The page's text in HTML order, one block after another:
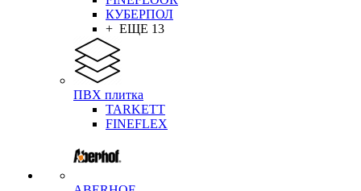
КУБЕРПОЛ
+ ЕЩЕ 13
ПВХ плитка
TARKETT
FINEFLEX